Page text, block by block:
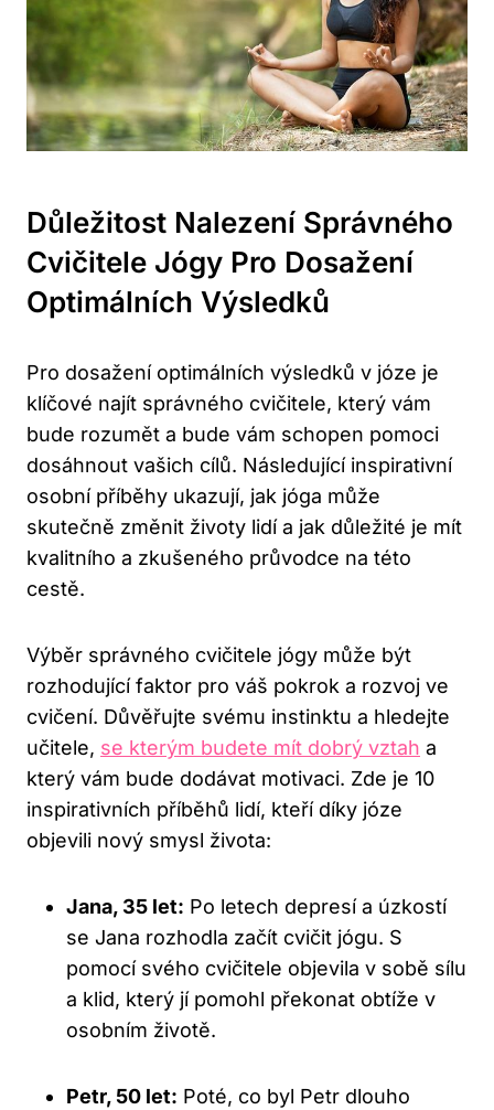
Důležitost Nalezení Správného
Cvičitele Jógy Pro Dosažení
Optimálních Výsledků
Pro dosažení optimálních výsledků v józe je
klíčové najít správného cvičitele, který vám
bude rozumět a bude vám schopen pomoci
dosáhnout vašich cílů. Následující inspirativní
osobní příběhy ukazují, jak jóga může
skutečně změnit životy lidí a jak důležité je mít
kvalitního a zkušeného průvodce na této
cestě.
Výběr správného cvičitele jógy může být
rozhodující faktor pro váš pokrok a rozvoj ve
cvičení. Důvěřujte svému instinktu a hledejte
učitele, se kterým budete mít dobrý vztah a
který vám bude dodávat motivaci. Zde je 10
inspirativních příběhů lidí, kteří díky józe
objevili nový smysl života:
Jana, 35 let: Po letech depresí a úzkostí
se Jana rozhodla začít cvičit jógu. S
pomocí svého cvičitele objevila v sobě sílu
a klid, který jí pomohl překonat obtíže v
osobním životě.
Petr, 50 let: Poté, co byl Petr dlouho